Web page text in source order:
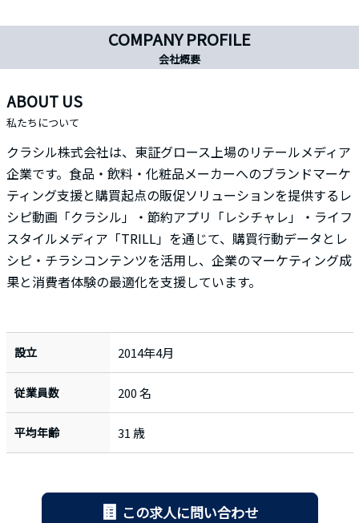
COMPANY PROFILE
会社概要
ABOUT US
私たちについて
クラシル株式会社は、東証グロース上場のリテールメディア
企業です。食品・飲料・化粧品メーカーへのブランドマーケ
ティング支援と購買起点の販促ソリューションを提供するレ
シピ動画「クラシル」・節約アプリ「レシチャレ」・ライフ
スタイルメディア「TRILL」を通じて、購買行動データとレ
シピ・チラシコンテンツを活用し、企業のマーケティング成
果と消費者体験の最適化を支援しています。
設立 2014年4月
従業員数 200 名
平均年齢 31 歳
この求人に問い合わせ